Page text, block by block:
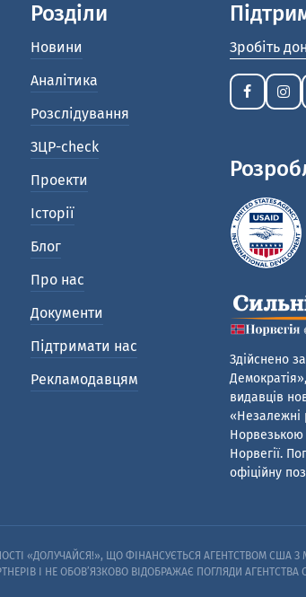
Розділи
Новини
Аналітика
Розслідування
ЗЦР-check
Проекти
Історії
Блог
Про нас
Документи
Підтримати нас
Рекламодавцям
Зробіть
Здійснено
видавців
«Незалежні
Норвезькою
Норвегії.
офіційну
«ДОЛУЧАЙСЯ!», ЩО ФІНАНСУЄТЬСЯ АГЕНТСТВОМ США З
I НЕ ОБОВ’ЯЗКОВО ВІДОБРАЖАЄ ПОГЛЯДИ